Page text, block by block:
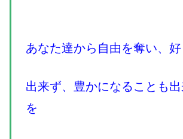
あなた達から自由を奪い、
出来ず、豊かになることも
を